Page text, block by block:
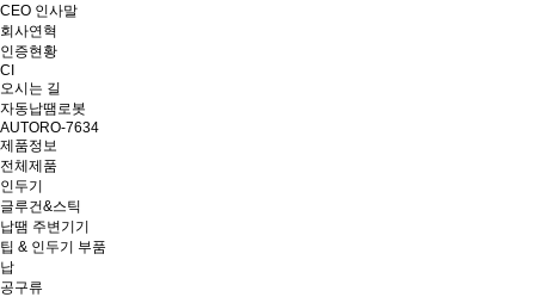
CEO 인사말
회사연혁
인증현황
CI
오시는 길
자동납땜로봇
AUTORO-7634
제품정보
전체제품
인두기
글루건&스틱
납땜 주변기기
팁 & 인두기 부품
납
공구류